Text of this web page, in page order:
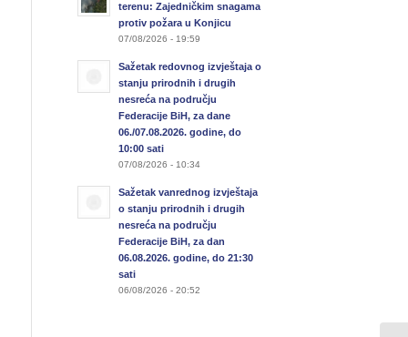
terenu: Zajedničkim snagama
protiv požara u Konjicu
07/08/2026 - 19:59
Sažetak redovnog izvještaja o
stanju prirodnih i drugih
nesreća na području
Federacije BiH, za dane
06./07.08.2026. godine, do
10:00 sati
07/08/2026 - 10:34
Sažetak vanrednog izvještaja
o stanju prirodnih i drugih
nesreća na području
Federacije BiH, za dan
06.08.2026. godine, do 21:30
sati
06/08/2026 - 20:52